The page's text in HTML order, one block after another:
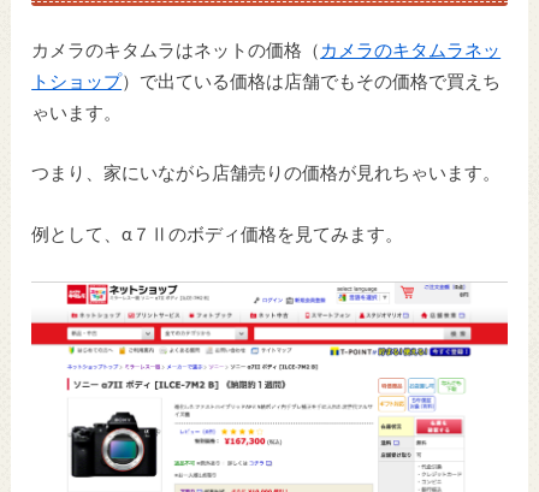
カメラのキタムラはネットの価格（ カメラのキタムラネッ
トショップ）で出ている価格は店舗でもその価格で買えち
ゃいます。
つまり、家にいながら店舗売りの価格が見れちゃいます。
例として、α７Ⅱのボディ価格を見てみます。